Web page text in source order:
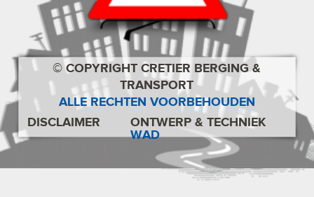
© COPYRIGHT CRETIER BERGING &
TRANSPORT
ALLE RECHTEN VOORBEHOUDEN
DISCLAIMER
ONTWERP & TECHNIEK
WAD